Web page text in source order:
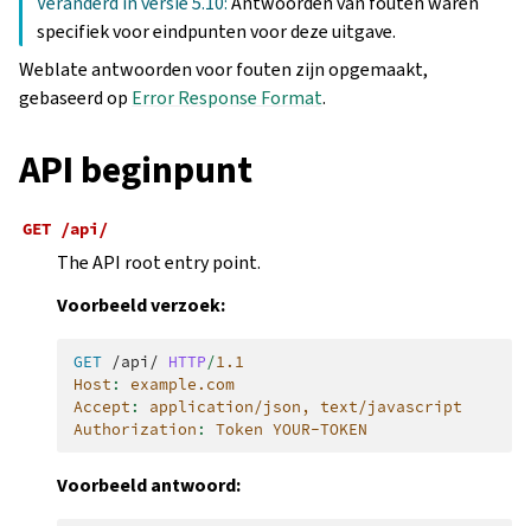
specifiek voor eindpunten voor deze uitgave.
Weblate antwoorden voor fouten zijn opgemaakt,
gebaseerd op Error Response Format.
API beginpunt
GET /api/
The API root entry point.
Voorbeeld verzoek:
GET /api/ HTTP/1.1
Host :
example.com
Accept :
application/json, text/javascript
Authorization : Token YOUR-TOKEN
Voorbeeld antwoord: